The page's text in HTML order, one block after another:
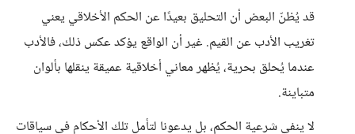
قد يُظنّ البعض أن التحليق بعيدًا عن الحكم الأخلاقي يعني
تغريب الأدب عن القيم. غير أن الواقع يؤكد عكس ذلك، فالأدب
عندما يُحلق بحرية، يُظهر معاني أخلاقية عميقة ينقلها بألوان
متباينة.
لا ينفي شرعية الحكم، بل يدعونا لتأمل تلك الأحكام في سياقات